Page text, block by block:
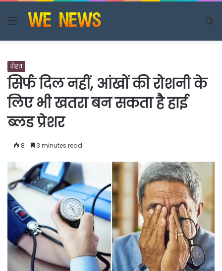
Menu
सेहत
सिर्फ दिल नहीं, आंखों की रोशनी के
लिए भी खतरा बन सकता है हाई
ब्लड प्रेशर
8 3 minutes read